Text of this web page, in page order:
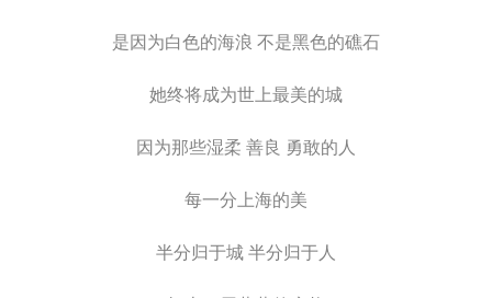
是因为白色的海浪 不是黑色的礁石
她终将成为世上最美的城
因为那些湿柔 善良 勇敢的人
每一分上海的美
半分归于城 半分归于人